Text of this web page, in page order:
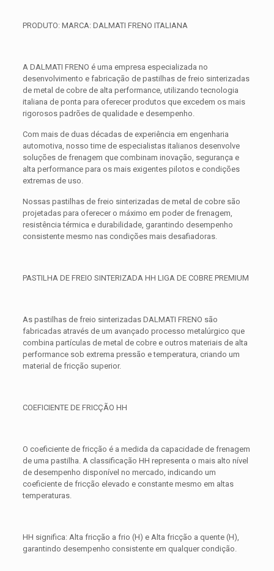
PRODUTO: MARCA: DALMATI FRENO ITALIANA
A DALMATI FRENO é uma empresa especializada no
desenvolvimento e fabricação de pastilhas de freio sinterizadas
de metal de cobre de alta performance, utilizando tecnologia
italiana de ponta para oferecer produtos que excedem os mais
rigorosos padrões de qualidade e desempenho.
Com mais de duas décadas de experiência em engenharia
automotiva, nosso time de especialistas italianos desenvolve
soluções de frenagem que combinam inovação, segurança e
alta performance para os mais exigentes pilotos e condições
extremas de uso.
Nossas pastilhas de freio sinterizadas de metal de cobre são
projetadas para oferecer o máximo em poder de frenagem,
resistência térmica e durabilidade, garantindo desempenho
consistente mesmo nas condições mais desafiadoras.
PASTILHA DE FREIO SINTERIZADA HH LIGA DE COBRE PREMIUM
As pastilhas de freio sinterizadas DALMATI FRENO são
fabricadas através de um avançado processo metalúrgico que
combina partículas de metal de cobre e outros materiais de alta
performance sob extrema pressão e temperatura, criando um
material de fricção superior.
COEFICIENTE DE FRICÇÃO HH
O coeficiente de fricção é a medida da capacidade de frenagem
de uma pastilha. A classificação HH representa o mais alto nível
de desempenho disponível no mercado, indicando um
coeficiente de fricção elevado e constante mesmo em altas
temperaturas.
HH significa: Alta fricção a frio (H) e Alta fricção a quente (H),
garantindo desempenho consistente em qualquer condição.